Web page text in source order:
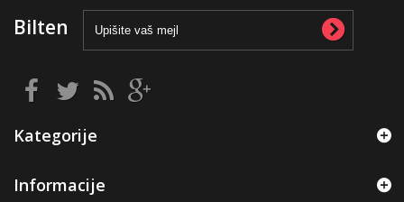
Bilten
Kategorije
Informacije